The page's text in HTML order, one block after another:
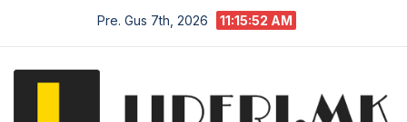
Pre. Gus 7th, 2026 11:15:52 AM